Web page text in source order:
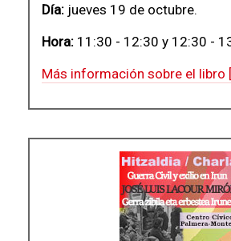
Día: jueves 19 de octubre.
Hora: 11:30 - 12:30 y 12:30 -
Más información sobre el libro